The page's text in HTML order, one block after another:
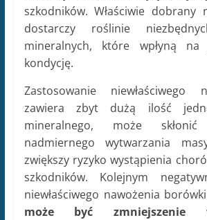
szkodników. Właściwie dobrany
dostarczy roślinie
mineralnych, które wpłyną
kondycję.
Zastosowanie niewłaściwego
zawiera zbyt dużą ilość
mineralnego, może
nadmiernego wytwarzania
zwiększy ryzyko wystąpienia
szkodników. Kolejnym
niewłaściwego nawożenia
może być zmniejszenie